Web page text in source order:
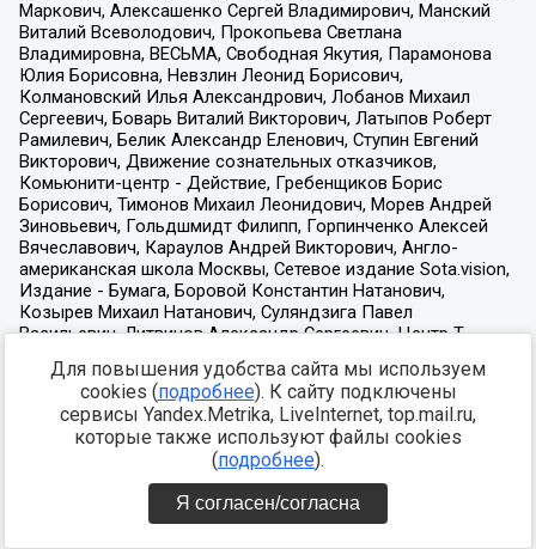
Для повышения удобства сайта мы используем
cookies (подробнее). К сайту подключены
сервисы Yandex.Metrika, LiveInternet, top.mail.ru,
которые также используют файлы cookies
(подробнее).
Я согласен/согласна